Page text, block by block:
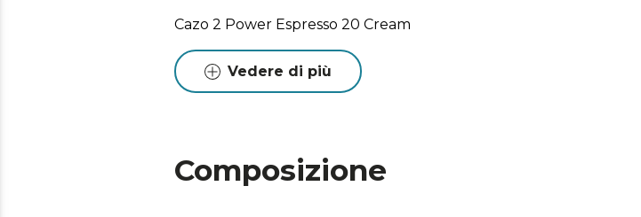
Cazo 2 Power Espresso 20 Cream
Vedere di più
Composizione